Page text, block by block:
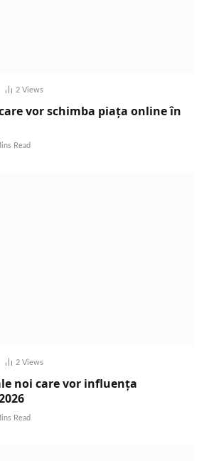
2 Views
vor schimba piața online în
Read
2 Views
noi care vor influența
Read